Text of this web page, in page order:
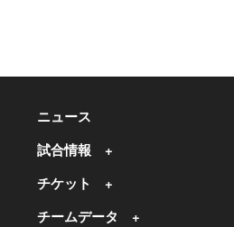
ニュース
試合情報
チケット
チームデータ